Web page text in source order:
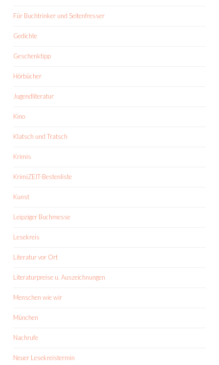
Für Buchtrinker und Seitenfresser
Gedichte
Geschenktipp
Hörbücher
Jugendliteratur
Kino
Klatsch und Tratsch
Krimis
KrimiZEIT-Bestenliste
Kunst
Leipziger Buchmesse
Lesekreis
Literatur vor Ort
Literaturpreise u. Auszeichnungen
Menschen wie wir
München
Nachrufe
Neuer Lesekreistermin